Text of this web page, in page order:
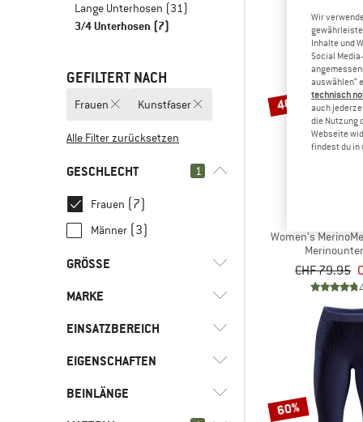
Lange Unterhosen (31)
3/4 Unterhosen (7)
GEFILTERT NACH
Frauen Kunstfaser
Alle Filter zurücksetzen
GESCHLECHT 1
Frauen (7)
Männer (3)
GRÖSSE
XXS
XL XXL
MARKE
ARTILECT
EINSATZBEREICH
Klettern(2)
Langlauf
EIGENSCHAFTEN
Mulesing-frei
BEINLÄNGE
40%
Women's
CHF 79.95
60%
Wir
Inhalte und
Social
auswählen“
technisch
auch
die Nutzung
Webseite
findest du in